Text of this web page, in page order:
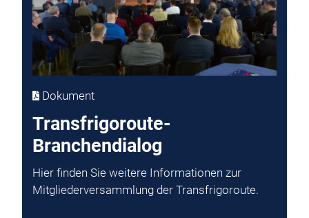
Dokument
Transfrigoroute-
Branchendialog
Hier finden Sie weitere Informationen zur
Mitgliederversammlung der Transfrigoroute.